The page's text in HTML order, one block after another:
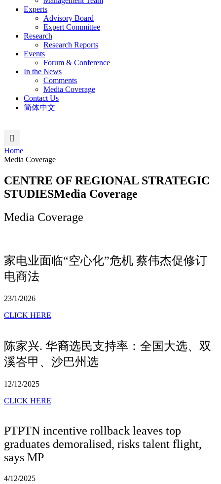
Experts
Advisory Board
Expert Committee
Research
Research Reports
Events
Forum & Conference
In the News
Comments
Media Coverage
Contact Us
简体中文
Home
Media Coverage
CENTRE OF REGIONAL STRATEGIC
STUDIESMedia Coverage
Media Coverage
家电业面临“空心化”危机 蔡伟杰促修订
电商法
23/1/2026
CLICK HERE
陈家兴. 华裔选民支持率：全国大选、双
溪峇甲、沙巴州选
12/12/2025
CLICK HERE
PTPTN incentive rollback leaves top
graduates demoralised, risks talent flight,
says MP
4/12/2025